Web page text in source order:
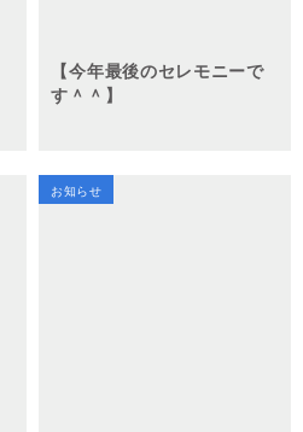
【今年最後のセレモニーで
す＾＾】
お知らせ